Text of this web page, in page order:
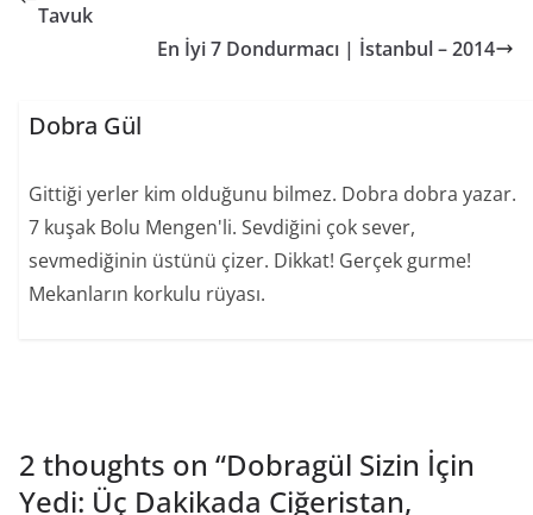
Tavuk
En İyi 7 Dondurmacı | İstanbul – 2014
Dobra Gül
Gittiği yerler kim olduğunu bilmez. Dobra dobra yazar.
7 kuşak Bolu Mengen'li. Sevdiğini çok sever,
sevmediğinin üstünü çizer. Dikkat! Gerçek gurme!
Mekanların korkulu rüyası.
2 thoughts on “Dobragül Sizin İçin
Yedi: Üç Dakikada Ciğeristan,